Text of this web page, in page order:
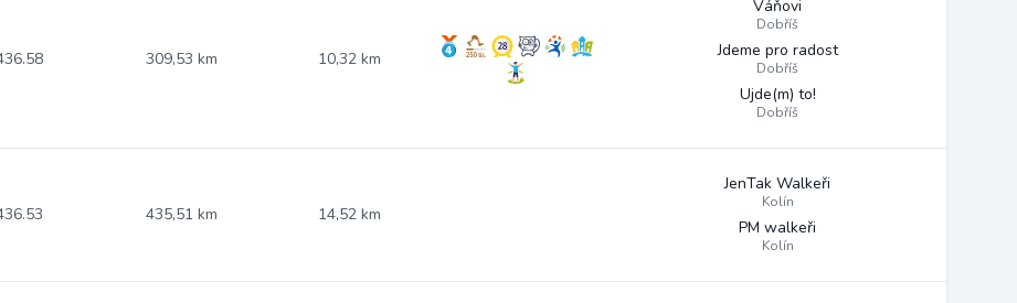
309,53 km 10,32 km
Váňovi
Dobříš
Jdeme pro radost
Dobříš
Ujde(m) to!
Dobříš
435,51 km 14,52 km
JenTak Walkeři
Kolín
PM walkeři
Kolín